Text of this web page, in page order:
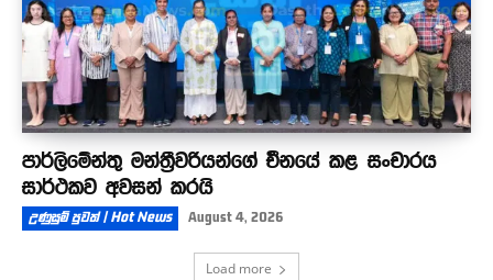
පාර්ලිමේන්තු මන්ත්‍රීවරියන්ගේ චීනයේ කළ සංචාරය
සාර්ථකව අවසන් කරයි
උණුසුම් පුවත් | Hot News August 4, 2026
Load more